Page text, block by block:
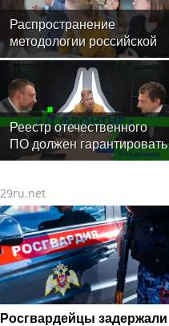
Распространение
методологии российской
психологической научной
школы: в МГППУ прошли
международные
вебинары
Реестр отечественного
ПО должен гарантировать
защиту
29ru.net
Росгвардейцы задержали